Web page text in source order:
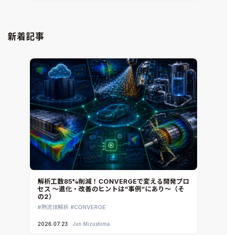
新着記事
解析工数85%削減！CONVERGEで変える開発プロ
セス ～進化・改善のヒントは”事例”にあり～（そ
の2）
熱流体解析 CONVERGE
2026.07.23 Jun Mizushima